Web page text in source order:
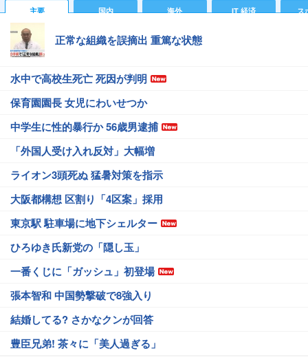
主要 国内 海外 IT 経済 ス
正常な組織を誤摘出 重篤な状態
水中で高校生死亡 死因が判明
保育園園長 女児にわいせつか
中学生に性的暴行か 56歳男逮捕
「外国人受け入れ反対」大幅増
ライオン3頭死ぬ 猛暑対策を指示
大阪都構想 区割り「4区案」採用
東京駅 駐車場に地下シェルター
ひろゆき氏新党の「隠し玉」
一番くじに「ガッシュ」初登場
張本智和 中国勢撃破で8強入り
結婚してる? さかなクンが回答
豊臣兄弟! 茶々に「美人過ぎる」